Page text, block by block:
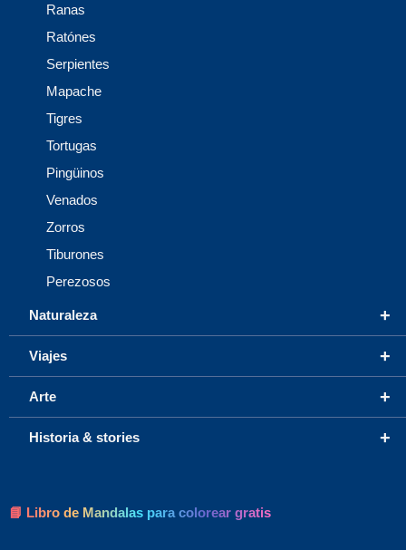
Ranas
Ratónes
Serpientes
Mapache
Tigres
Tortugas
Pingüinos
Venados
Zorros
Tiburones
Perezosos
+
Naturaleza
+
Viajes
+
Arte
+
Historia & stories
📘 Libro de Mandalas para colorear gratis